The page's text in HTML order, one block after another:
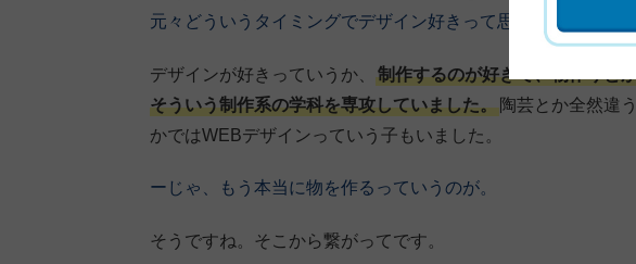
元々どういうタイミングでデザイン好きって思ってたんですか
デザインが好きっていうか、
制作するのが好きで、物作りと
そういう制作系の学科を専攻していました。 陶芸とか全然違
かではWEBデザインっていう子もいました。
ーじゃ、もう本当に物を作るっていうのが。
そうですね。そこから繋がってです。